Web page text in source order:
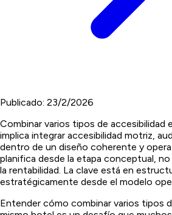
Publicado: 23/2/2026
Combinar varios tipos de accesibilidad
implica integrar accesibilidad motriz,
dentro de un diseño coherente y
planifica desde la etapa conceptual,
la rentabilidad. La clave está en
estratégicamente desde el modelo
Entender cómo combinar varios tipos